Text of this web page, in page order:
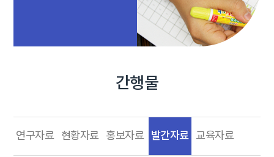
간행물
연구자료 현황자료 홍보자료 발간자료 교육자료